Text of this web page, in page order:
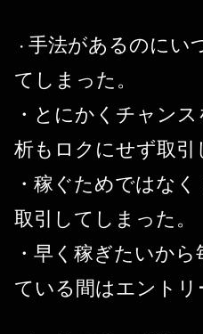
・ 手法があるのにい
てしまった。
・とにかくチャン
析もロクにせず取引
・稼ぐためではな
取引してしまった。
・早く稼ぎたいか
ている間はエントリ